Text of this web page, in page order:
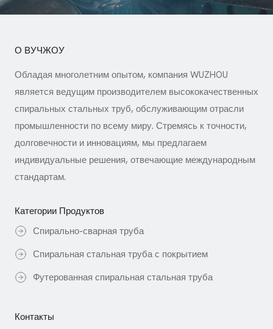
О ВУЧЖОУ
Обладая многолетним опытом, компания WUZHOU
является ведущим производителем высококачественных
спиральных стальных труб, обслуживающим отрасли
промышленности по всему миру. Стремясь к точности,
долговечности и инновациям, мы предлагаем
индивидуальные решения, отвечающие международным
стандартам.
Категории Продуктов
Спирально-сварная труба
Спиральная стальная труба с покрытием
Футерованная спиральная стальная труба
Контакты